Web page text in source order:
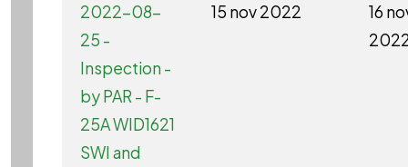
2022-08-
25 -
Inspection -
by PAR - F-
25A WID1621
SWI and
15 nov 2022
16